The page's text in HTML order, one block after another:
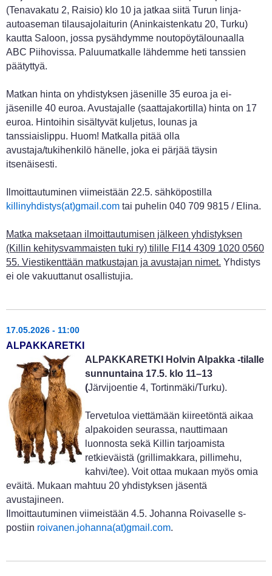
(Tenavakatu 2, Raisio) klo 10 ja jatkaa siitä Turun linja-
autoaseman tilausajolaiturin (Aninkaistenkatu 20, Turku)
kautta Saloon, jossa pysähdymme noutopöytälounaalla
ABC Piihovissa. Paluumatkalle lähdemme heti tanssien
päätyttyä.
Matkan hinta on yhdistyksen jäsenille 35 euroa ja ei-
jäsenille 40 euroa. Avustajalle (saattajakortilla) hinta on 17
euroa. Hintoihin sisältyvät kuljetus, lounas ja
tanssiaislippu. Huom! Matkalla pitää olla
avustaja/tukihenkilö hänelle, joka ei pärjää täysin
itsenäisesti.
Ilmoittautuminen viimeistään 22.5. sähköpostilla
killinyhdistys(at)gmail.com tai puhelin 040 709 9815 / Elina.
Matka maksetaan ilmoittautumisen jälkeen yhdistyksen
(Killin kehitysvammaisten tuki ry) tilille FI14 4309 1020 0560
55. Viestikenttään matkustajan ja avustajan nimet. Yhdistys
ei ole vakuuttanut osallistujia.
17.05.2026 - 11:00
ALPAKKARETKI
ALPAKKARETKI Holvin Alpakka -tilalle
sunnuntaina 17.5. klo 11–13
(Järvijoentie 4, Tortinmäki/Turku).
Tervetuloa viettämään kiireetöntä aikaa
alpakoiden seurassa, nauttimaan
luonnosta sekä Killin tarjoamista
retkieväistä (grillimakkara, pillimehu,
kahvi/tee). Voit ottaa mukaan myös omia
eväitä. Mukaan mahtuu 20 yhdistyksen jäsentä
avustajineen.
Ilmoittautuminen viimeistään 4.5. Johanna Roivaselle s-
postiin roivanen.johanna(at)gmail.com.